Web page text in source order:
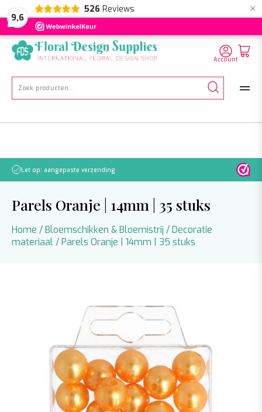
9,6
526 Reviews ×
NL EN DE
Zoeken
Account
Van 21 juli t/m 2 augustus worden geen zendingen verwerkt
Parels Oranje | 14mm | 35 stuks
Home /Bloemschikken & Bloemistrij /Decoratie
materiaal/ Parels Oranje | 14mm | 35 stuks